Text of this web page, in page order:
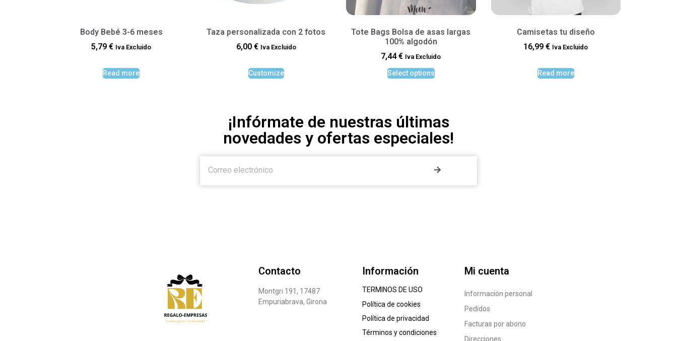
Body Bebé 3-6 meses
5,79€ Iva Excluido
Read more
Taza personalizada con 2 fotos
6,00 € Iva Excluido
Customize
Tote Bags Bolsa de asas largas
100% algodón
7,44€ Iva Excluido
Select options
Camisetas tu diseño
16,99€ Iva Excluido
Read more
¡Infórmate de nuestras últimas
novedades y ofertas especiales!
Contacto
Montgri 191, 17487
Empuriabrava, Girona
Información
TERMINOS DE USO
Política de cookies
Política de privacidad
Términos y condiciones
Mi cuenta
Información personal
Pedidos
Facturas por abono
Direcciones